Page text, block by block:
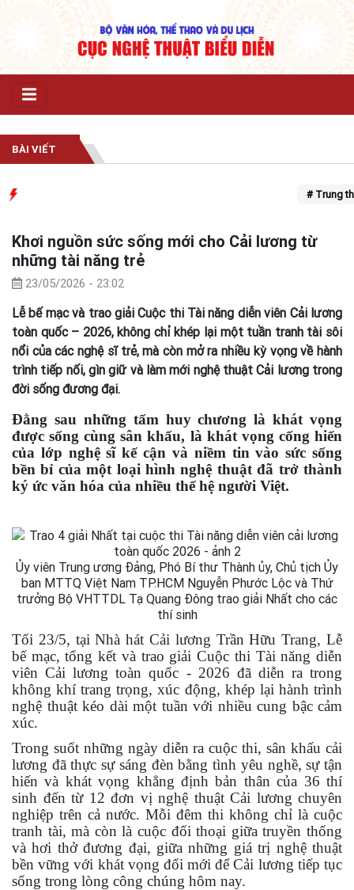
BÀI VIẾT
# Trung thu
Khơi nguồn sức sống mới cho Cải lương từ
những tài năng trẻ
23/05/2026 - 23:02
Lễ bế mạc và trao giải Cuộc thi Tài năng diễn viên Cải lương
toàn quốc – 2026, không chỉ khép lại một tuần tranh tài sôi
nổi của các nghệ sĩ trẻ, mà còn mở ra nhiều kỳ vọng về hành
trình tiếp nối, gìn giữ và làm mới nghệ thuật Cải lương trong
đời sống đương đại.
Đằng sau những tấm huy chương là khát vọng
được sống cùng sân khấu, là khát vọng cống hiến
của lớp nghệ sĩ kế cận và niềm tin vào sức sống
bền bỉ của một loại hình nghệ thuật đã trở thành
ký ức văn hóa của nhiều thế hệ người Việt.
Ủy viên Trung ương Đảng, Phó Bí thư Thành ủy, Chủ tịch Ủy
ban MTTQ Việt Nam TP.HCM Nguyễn Phước Lộc và Thứ
trưởng Bộ VHTTDL Tạ Quang Đông trao giải Nhất cho các
thí sinh
Tối 23/5, tại Nhà hát Cải lương Trần Hữu Trang, Lễ
bế mạc, tổng kết và trao giải Cuộc thi Tài năng diễn
viên Cải lương toàn quốc - 2026 đã diễn ra trong
không khí trang trọng, xúc động, khép lại hành trình
nghệ thuật kéo dài một tuần với nhiều cung bậc cảm
xúc.
Trong suốt những ngày diễn ra cuộc thi, sân khấu cải
lương đã thực sự sáng đèn bằng tình yêu nghề, sự tận
hiến và khát vọng khẳng định bản thân của 36 thí
sinh đến từ 12 đơn vị nghệ thuật Cải lương chuyên
nghiệp trên cả nước. Mỗi đêm thi không chỉ là cuộc
tranh tài, mà còn là cuộc đối thoại giữa truyền thống
và hơi thở đương đại, giữa những giá trị nghệ thuật
bền vững với khát vọng đổi mới để Cải lương tiếp tục
sống trong lòng công chúng hôm nay.